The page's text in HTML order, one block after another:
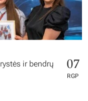
ir bendrų
07
RGP